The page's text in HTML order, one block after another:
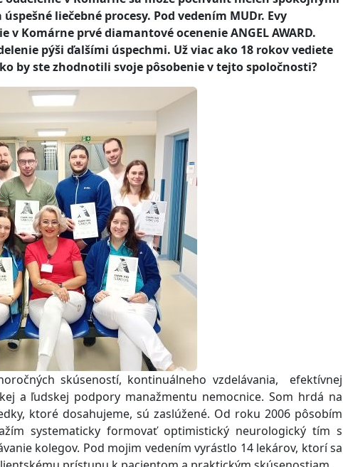
liečebné procesy. Pod vedením MUDr. Evy
Komárne prvé diamantové ocenenie ANGEL AWARD.
pýši ďalšími úspechmi. Už viac ako 18 rokov vediete
by ste zhodnotili svoje pôsobenie v tejto spoločnosti?
skúseností, kontinuálneho vzdelávania, efektívnej
a ľudskej podpory manažmentu nemocnice. Som hrdá na
ktoré dosahujeme, sú zaslúžené. Od roku 2006 pôsobím
systematicky formovať optimistický neurologický tím s
kolegov. Pod mojim vedením vyrástlo 14 lekárov, ktorí sa